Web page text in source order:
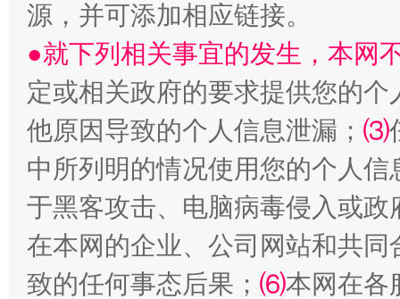
“刷贴”乱象丛生
源，并可添加相应链接。
●就下列相关事宜的发生，本网
定或相关政府的要求提供您的个
他原因导致的个人信息泄漏； ⑶
中所列明的情况使用您的个人
于黑客攻击、电脑病毒侵入或
在本网的企业、公司网站和共
致的任何事态后果； ⑹本网在各